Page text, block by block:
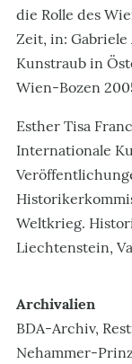
die Rolle des
Zeit, in: Gabriele
Kunstraub in
Wien-Bozen
Esther Tisa
Internationale
Weltkrieg.
Liechtenstein,
Archivalien
BDA-Archiv,
Nehammer-